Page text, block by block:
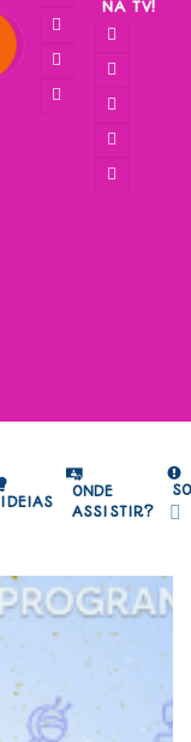
NA TV!
IDEIAS
ONDE
ASSISTIR?